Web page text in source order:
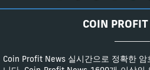
COIN
Coin Profit News 실시간으로 정확한